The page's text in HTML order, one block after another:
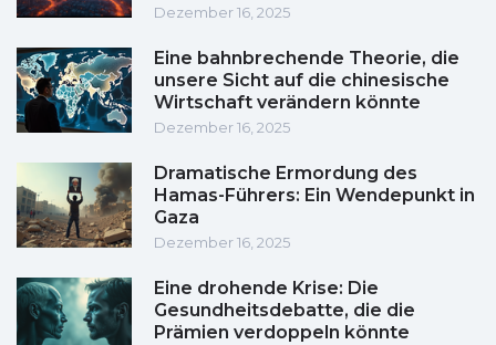
Dezember 16, 2025
Eine bahnbrechende Theorie, die
unsere Sicht auf die chinesische
Wirtschaft verändern könnte
Dezember 16, 2025
Dramatische Ermordung des
Hamas-Führers: Ein Wendepunkt in
Gaza
Dezember 16, 2025
Eine drohende Krise: Die
Gesundheitsdebatte, die die
Prämien verdoppeln könnte